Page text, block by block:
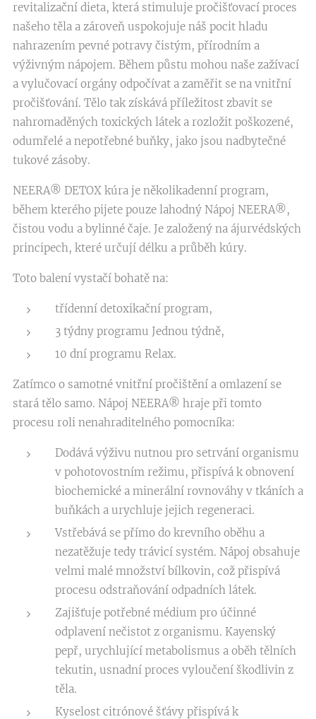
revitalizační dieta, která stimuluje pročišťovací proces
našeho těla a zároveň uspokojuje náš pocit hladu
nahrazením pevné potravy čistým, přírodním a
výživným nápojem. Během půstu mohou naše zažívací
a vylučovací orgány odpočívat a zaměřit se na vnitřní
pročišťování. Tělo tak získává příležitost zbavit se
nahromaděných toxických látek a rozložit poškozené,
odumřelé a nepotřebné buňky, jako jsou nadbytečné
tukové zásoby.
NEERA® DETOX kúra je několikadenní program,
během kterého pijete pouze lahodný Nápoj NEERA®,
čistou vodu a bylinné čaje. Je založený na ájurvédských
principech, které určují délku a průběh kúry.
Toto balení vystačí bohatě na:
třídenní detoxikační program,
3 týdny programu Jednou týdně,
10 dní programu Relax.
Zatímco o samotné vnitřní pročištění a omlazení se
stará tělo samo. Nápoj NEERA® hraje při tomto
procesu roli nenahraditelného pomocníka:
Dodává výživu nutnou pro setrvání organismu
v pohotovostním režimu, přispívá k obnovení
biochemické a minerální rovnováhy v tkáních a
buňkách a urychluje jejich regeneraci.
Vstřebává se přímo do krevního oběhu a
nezatěžuje tedy trávicí systém. Nápoj obsahuje
velmi malé množství bílkovin, což přispívá
procesu odstraňování odpadních látek.
Zajišťuje potřebné médium pro účinné
odplavení nečistot z organismu. Kayenský
pepř, urychlující metabolismus a oběh tělních
tekutin, usnadní proces vyloučení škodlivin z
těla.
Kyselost citrónové šťávy přispívá k